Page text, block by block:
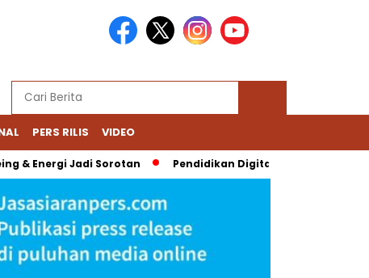
PERS RILIS VIDEO
Energi Jadi Sorotan Pendidikan Digital Bernoda: